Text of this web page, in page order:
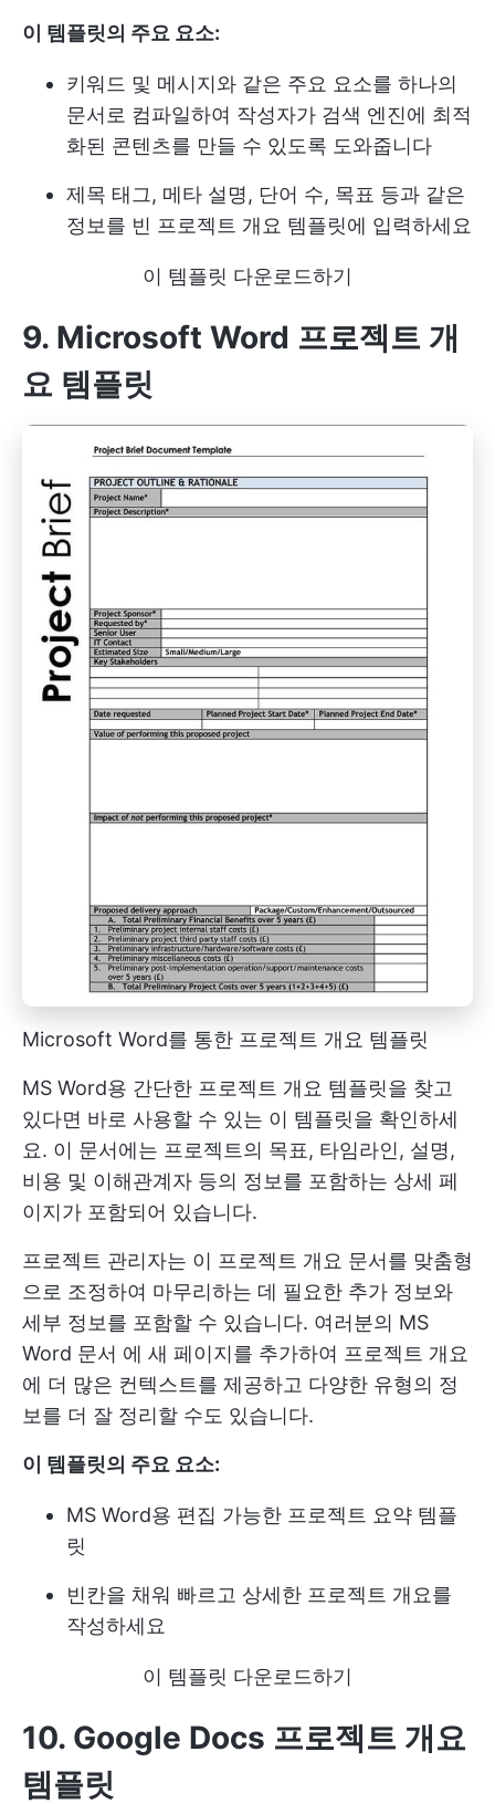
이 템플릿의 주요 요소:
키워드 및 메시지와 같은 주요 요소를 하나의
문서로 컴파일하여 작성자가 검색 엔진에 최적
화된 콘텐츠를 만들 수 있도록 도와줍니다
제목 태그, 메타 설명, 단어 수, 목표 등과 같은
정보를 빈 프로젝트 개요 템플릿에 입력하세요
이 템플릿 다운로드하기
9. Microsoft Word 프로젝트 개
요 템플릿
Microsoft Word를 통한 프로젝트 개요 템플릿
MS Word용 간단한 프로젝트 개요 템플릿을 찾고
있다면 바로 사용할 수 있는 이 템플릿을 확인하세
요. 이 문서에는 프로젝트의 목표, 타임라인, 설명,
비용 및 이해관계자 등의 정보를 포함하는 상세 페
이지가 포함되어 있습니다.
프로젝트 관리자는 이 프로젝트 개요 문서를 맞춤형
으로 조정하여 마무리하는 데 필요한 추가 정보와
세부 정보를 포함할 수 있습니다. 여러분의 MS
Word 문서 에 새 페이지를 추가하여 프로젝트 개요
에 더 많은 컨텍스트를 제공하고 다양한 유형의 정
보를 더 잘 정리할 수도 있습니다.
이 템플릿의 주요 요소:
MS Word용 편집 가능한 프로젝트 요약 템플
릿
빈칸을 채워 빠르고 상세한 프로젝트 개요를
작성하세요
이 템플릿 다운로드하기
10. Google Docs 프로젝트 개요
템플릿